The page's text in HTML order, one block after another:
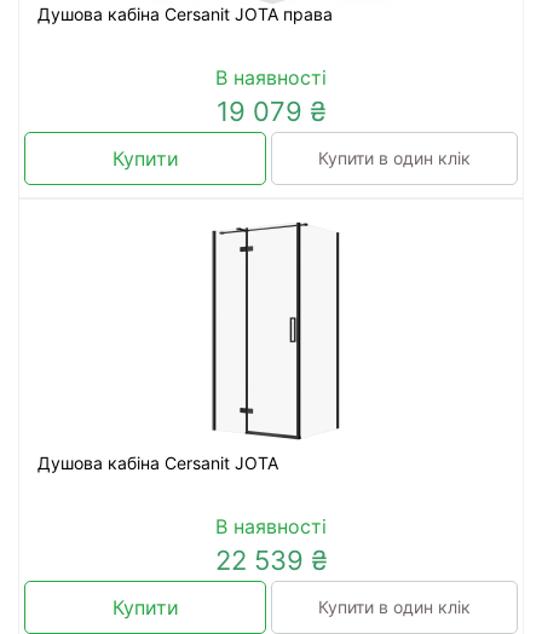
Душова кабіна Cersanit JOTA права
В наявності
19 079 ₴
Купити Купити в один клік
Душова кабіна Cersanit JOTA
В наявності
22 539 ₴
Купити Купити в один клік